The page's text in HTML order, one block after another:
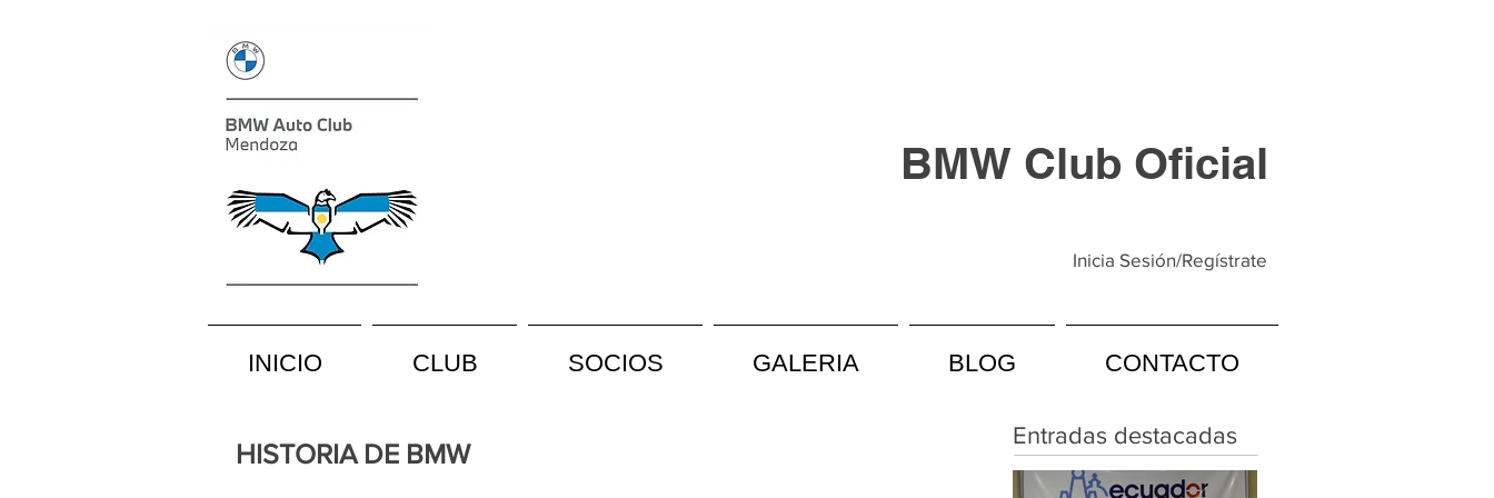
BMW Club Oficial
Inicia Sesión/Regístrate
INICIO CLUB SOCIOS GALERIA BLOG CONTACTO
HISTORIA DE BMW
Entradas destacadas